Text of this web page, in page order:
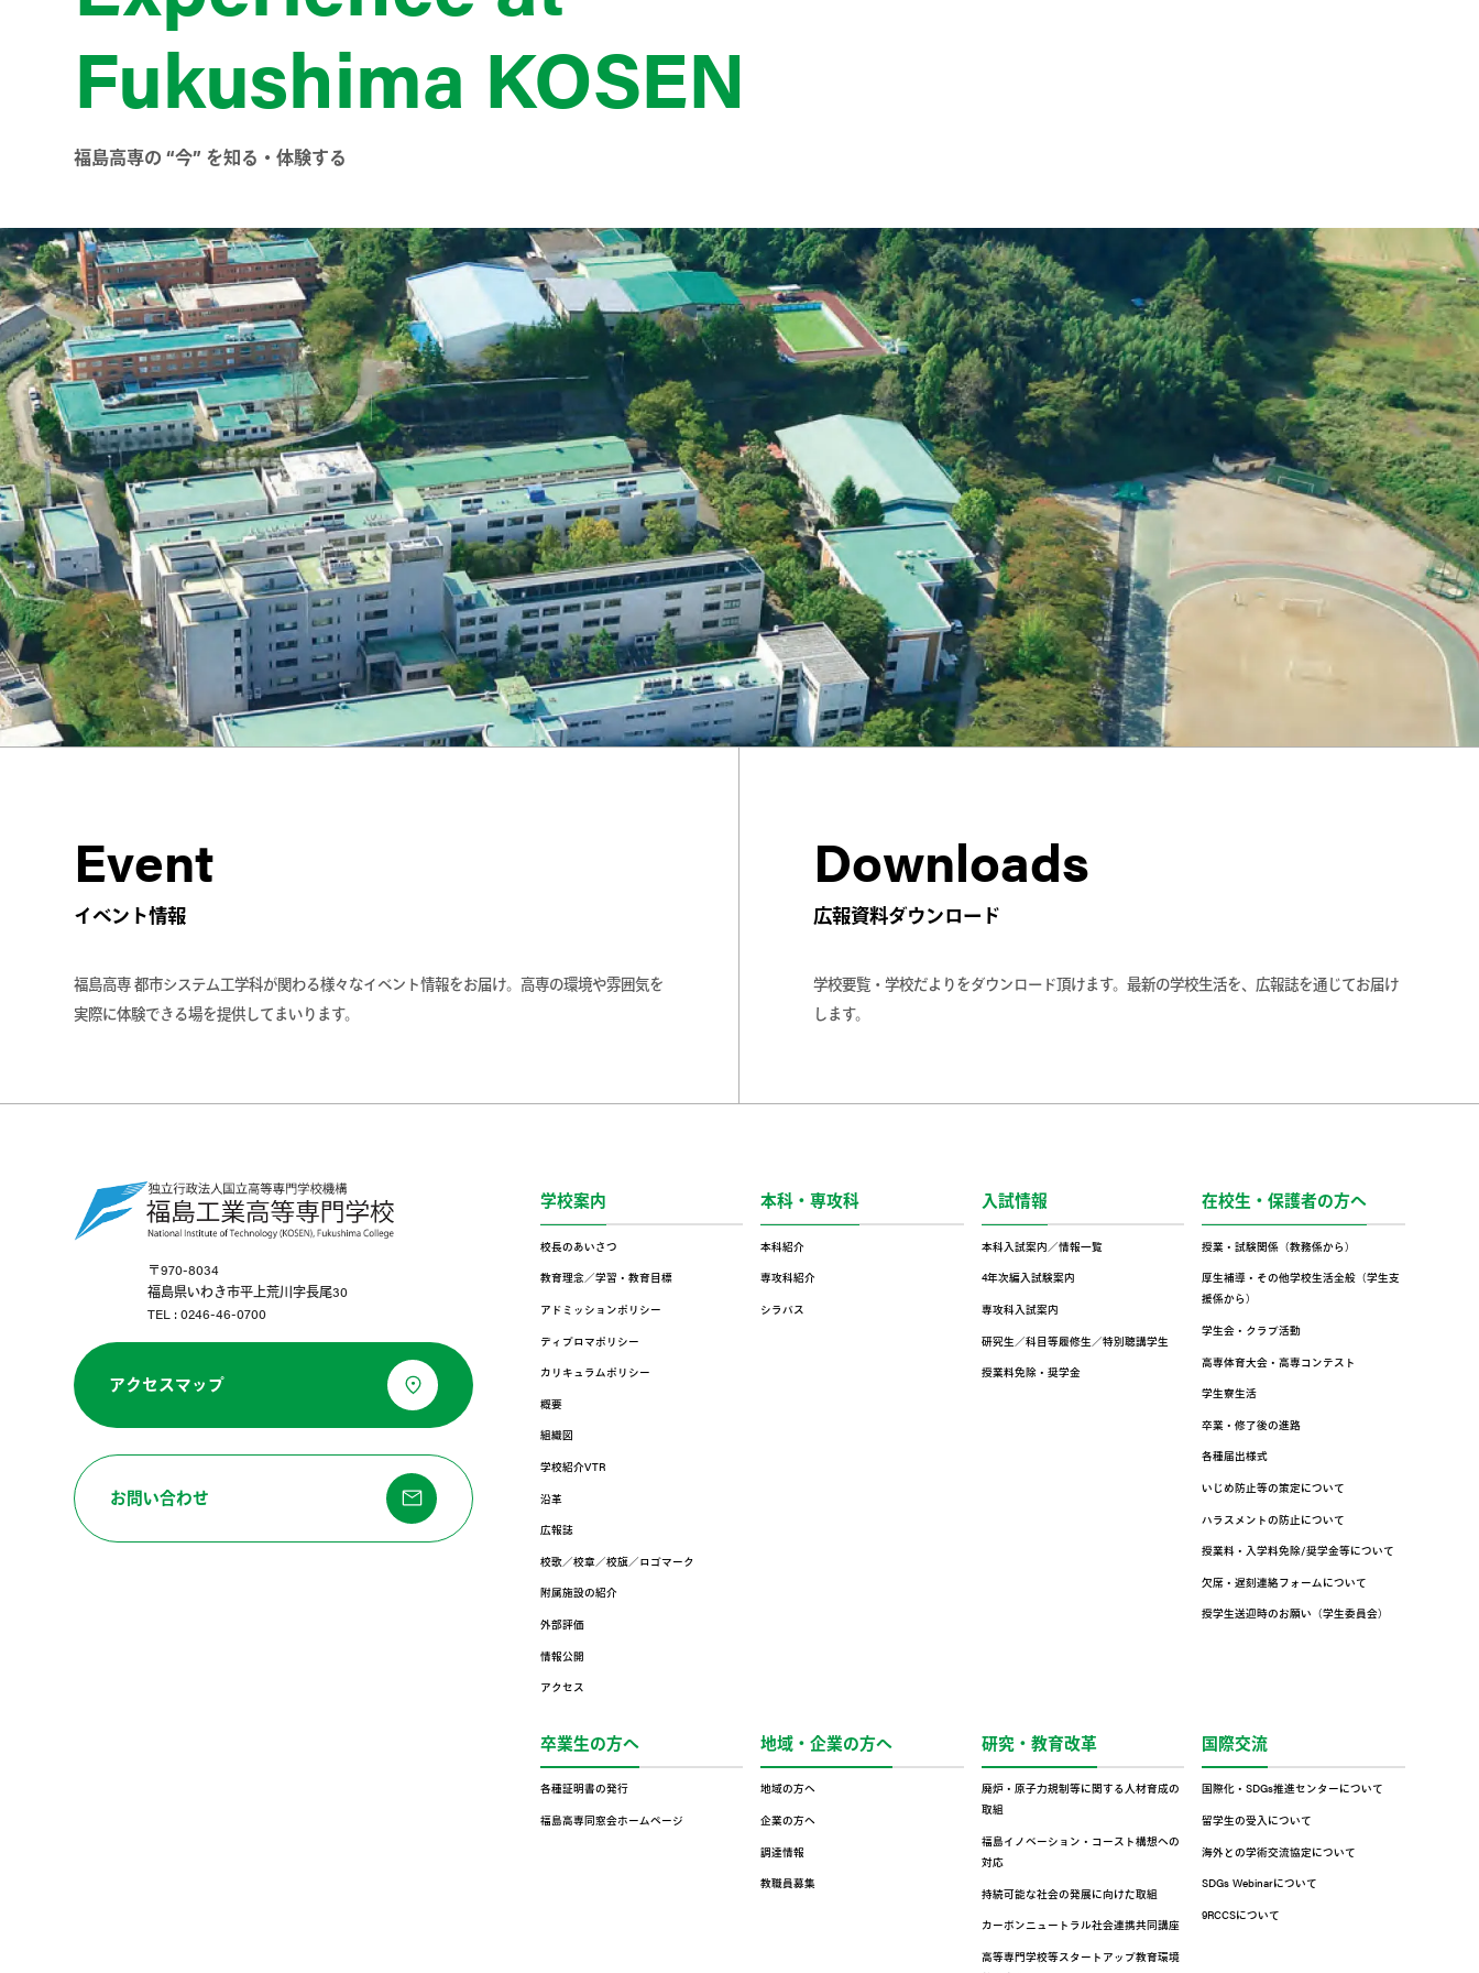
Fukushima KOSEN
福島高専の “今” を知る・体験する
Event
イベント情報
福島高専 都市システム工学科が関わる様々なイベント情報をお届け。高専の環境や雰囲気を
実際に体験できる場を提供してまいります。
Downloads
広報資料ダウンロード
学校要覧・学校だよりをダウンロード頂けます。最新の学校生活を、広報誌を通じてお届け
します。
〒970-8034
福島県いわき市平上荒川字長尾30
TEL : 0246-46-0700
アクセスマップ
お問い合わせ
学校案内
校長のあいさつ
教育理念／学習・教育目標
アドミッションポリシー
ディプロマポリシー
カリキュラムポリシー
概要
組織図
学校紹介VTR
沿革
広報誌
校歌／校章／校旗／ロゴマーク
附属施設の紹介
外部評価
情報公開
アクセス
本科・専攻科
本科紹介
専攻科紹介
シラバス
入試情報
本科入試案内／情報一覧
4年次編入試験案内
専攻科入試案内
研究生／科目等履修生／特別聴講学生
授業料免除・奨学金
在校生・保護者の方へ
授業・試験関係（教務係から）
厚生補導・その他学校生活全般（学生支
援係から）
学生会・クラブ活動
高専体育大会・高専コンテスト
学生寮生活
卒業・修了後の進路
各種届出様式
いじめ防止等の策定について
ハラスメントの防止について
授業料・入学料免除/奨学金等について
欠席・遅刻連絡フォームについて
授学生送迎時のお願い（学生委員会）
卒業生の方へ
各種証明書の発行
福島高専同窓会ホームページ
地域・企業の方へ
地域の方へ
企業の方へ
調達情報
教職員募集
研究・教育改革
廃炉・原子力規制等に関する人材育成の
取組
福島イノベーション・コースト構想への
対応
持続可能な社会の発展に向けた取組
カーボンニュートラル社会連携共同講座
高等専門学校等スタートアップ教育環境
国際交流
国際化・SDGs推進センターについて
留学生の受入について
海外との学術交流協定について
SDGs Webinarについて
9RCCSについて